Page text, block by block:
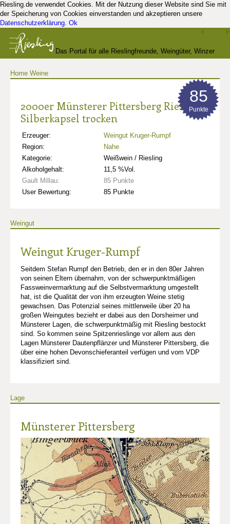
Riesling.de verwendet Cookies. Mit der Nutzung dieser Website sind Sie mit
der Speicherung von Cookies einverstanden und akzeptieren unsere
Datenschutzerklärung. Ok
Das Portal für alle Rieslingfreunde, Weingüter, Winzer
Home Weine
2000er Münsterer Pittersberg Riesling
Silberkapsel trocken
Erzeuger:
Weingut Kruger-Rumpf
Region:
Nahe
Kategorie:
Weißwein / Riesling
Alkoholgehalt:
11,5 %Vol.
Gault Millau:
85 Punkte
User Bewertung:
85 Punkte
85
Punkte
Weingut
Weingut Kruger-Rumpf
Seitdem Stefan Rumpf den Betrieb, den er in den 80er Jahren
von seinen Eltern übernahm, von der schwerpunktmäßigen
Fassweinvermarktung auf die Selbstvermarktung umgestellt
hat, ist die Qualität der von ihm erzeugten Weine stetig
gewachsen. Das Potenzial seines mittlerweile über 20 ha
großen Weingutes bezieht er dabei aus den Dorsheimer und
Münsterer Lagen, die schwerpunktmäßig mit Riesling bestockt
sind. So kommen seine Spitzenrieslinge vor allem aus den
Lagen Münsterer Dautenpflänzer und Münsterer Pittersberg, die
über eine hohen Devonschieferanteil verfügen und vom VDP
klassifiziert sind.
Lage
Münsterer Pittersberg